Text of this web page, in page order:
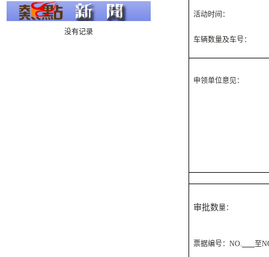
亲属居住证明
没有记录
活动时间：
车辆数量及车号：
申领单位意见：
审批数量：
票据编号： NO. 至